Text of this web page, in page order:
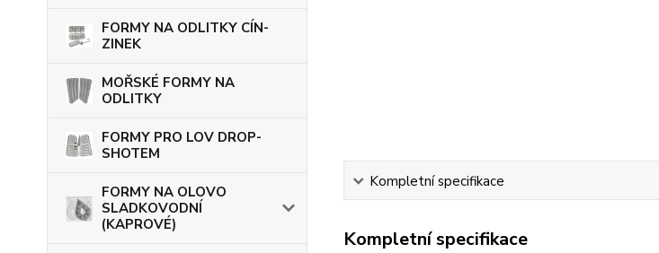
FORMY NA ODLITKY CÍN-
ZINEK
MOŘSKÉ FORMY NA
ODLITKY
FORMY PRO LOV DROP-
SHOTEM
FORMY NA OLOVO
SLADKOVODNÍ
(KAPROVÉ)
Kompletní specifikace
Kompletní specifikace